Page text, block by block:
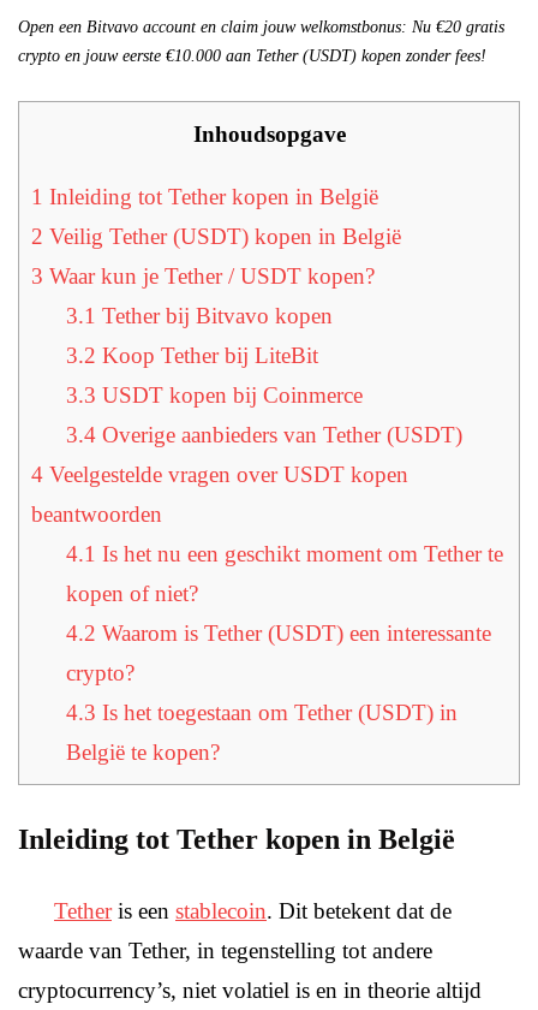
Open een Bitvavo account en claim jouw welkomstbonus: Nu €20 gratis
crypto en jouw eerste €10.000 aan Tether (USDT) kopen zonder fees!
Inhoudsopgave
1 Inleiding tot Tether kopen in België
2 Veilig Tether (USDT) kopen in België
3 Waar kun je Tether / USDT kopen?
3.1 Tether bij Bitvavo kopen
3.2 Koop Tether bij LiteBit
3.3 USDT kopen bij Coinmerce
3.4Overige aanbieders van Tether (USDT)
4 Veelgestelde vragen over USDT kopen
beantwoorden
4.1 Is het nu een geschikt moment om Tether te
kopen of niet?
4.2 Waarom is Tether (USDT) een interessante
crypto?
4.3 Is het toegestaan om Tether (USDT) in
België te kopen?
Inleiding tot Tether kopen in België
Tetheris een stablecoin. Dit betekent dat de
waarde van Tether, in tegenstelling tot andere
cryptocurrency’s, niet volatiel is en in theorie altijd